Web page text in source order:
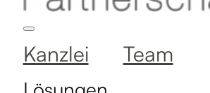
Kanzlei Team